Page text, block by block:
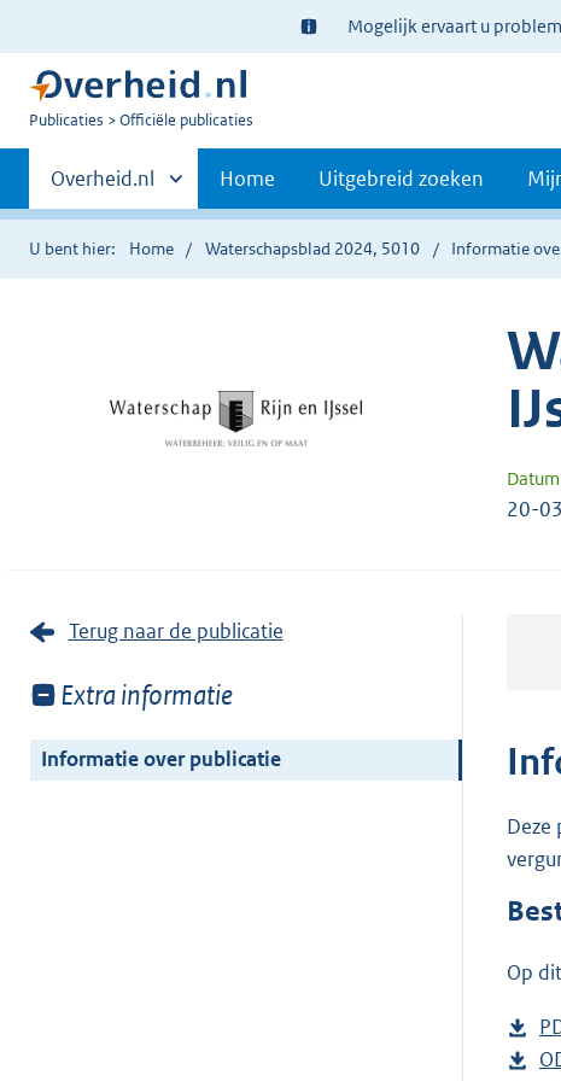
Ter
informatie:
Mogelijk ervaart u
U
Publicaties Officiële publicaties
Primaire
navigatie
Andere
sites
binnen
Overheid.nl Home Uitgebreid zoeken
U bent hier: Home Waterschapsblad 2024, 5010 Informatie
20-
Terug naar de publicatie
Toon
van:
Extra informatie
Informatie over publicatie
Deze
Op
D
o
D